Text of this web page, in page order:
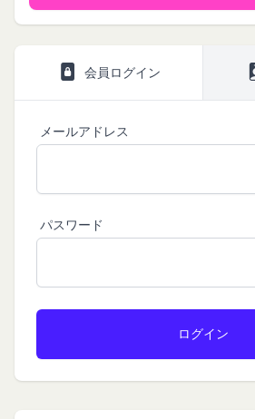
会員ログイン
メールアドレス
パスワード